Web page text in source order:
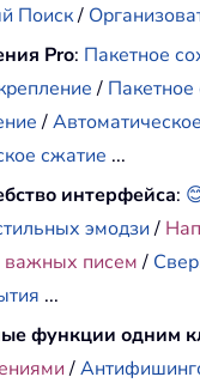
Поиск/
Pro: Пакетное
/
/
сжатие ...
интерфейса:
эмодзи/
важных писем/
...
функции одним
/